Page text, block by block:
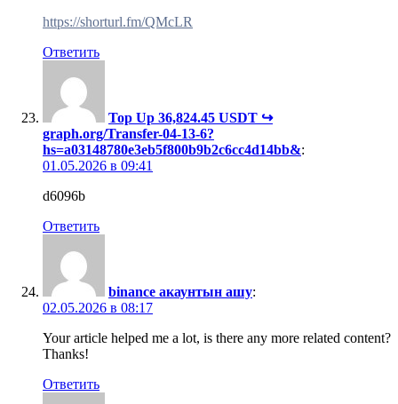
https://shorturl.fm/QMcLR
Ответить
Top Up 36,824.45 USDT ↪
graph.org/Transfer-04-13-6?
hs=a03148780e3eb5f800b9b2c6cc4d14bb&:
01.05.2026 в 09:41
d6096b
Ответить
binance акаунтын ашу:
02.05.2026 в 08:17
Your article helped me a lot, is there any more related content?
Thanks!
Ответить